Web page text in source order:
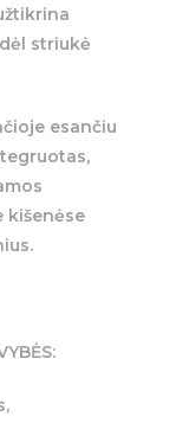
striukė
esančiu
kišenėse